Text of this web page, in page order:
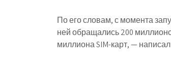
По его словам, с момента
ней обращались 200
миллиона SIM-карт, —